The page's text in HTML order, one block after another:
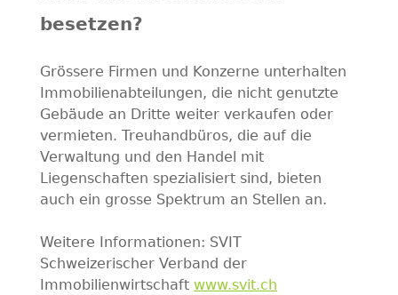
besetzen?
Grössere Firmen und Konzerne unterhalten
Immobilienabteilungen, die nicht genutzte
Gebäude an Dritte weiter verkaufen oder
vermieten. Treuhandbüros, die auf die
Verwaltung und den Handel mit
Liegenschaften spezialisiert sind, bieten
auch ein grosse Spektrum an Stellen an.
Weitere Informationen: SVIT
Schweizerischer Verband der
Immobilienwirtschaft www.svit.ch